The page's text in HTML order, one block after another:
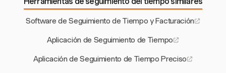
Software de Seguimiento de Tiempo y Facturación
Aplicación de Seguimiento de Tiempo
Aplicación de Seguimiento de Tiempo Preciso